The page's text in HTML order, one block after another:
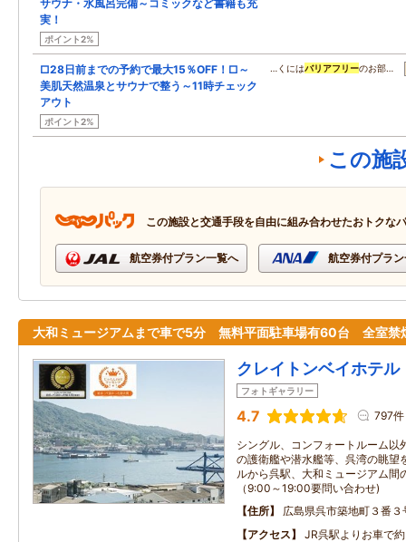
サウナ・水風呂完備～コミックなど書籍も充
実！
ポイント2%
□28日前までの予約で最大15％OFF！□～
美肌天然温泉とサウナで整う～11時チェック
アウト
ポイント2%
…くにはバリアフリーのお部…
この施
この施設と交通手段を自由に組み合わせたおトクな
航空券付プラン一覧へ 航空券付プラ
大和ミュージアムまで車で5分 無料平面駐車場有60台 全室禁
クレイトンベイホテル
フォトギャラリー
4.7 797件
シングル、コンフォートルーム以
の護衛艦や潜水艦等、呉湾の眺望
ルから呉駅、大和ミュージアム間
（9:00～19:00要問い合わせ)
住所
広島県呉市築地町３番３
アクセス
JR呉駅よりお車で